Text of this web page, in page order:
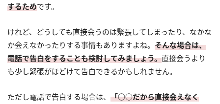
するためです。
けれど、どうしても直接会うのは緊張してしまったり、なかな
か会えなかったりする事情もありますよね。 そんな場合は、
電話で告白をすることも検討してみましょう。直接会うより
も少し緊張がほどけて告白できるかもしれません。
ただし電話で告白する場合は、 「○○だから直接会えなく